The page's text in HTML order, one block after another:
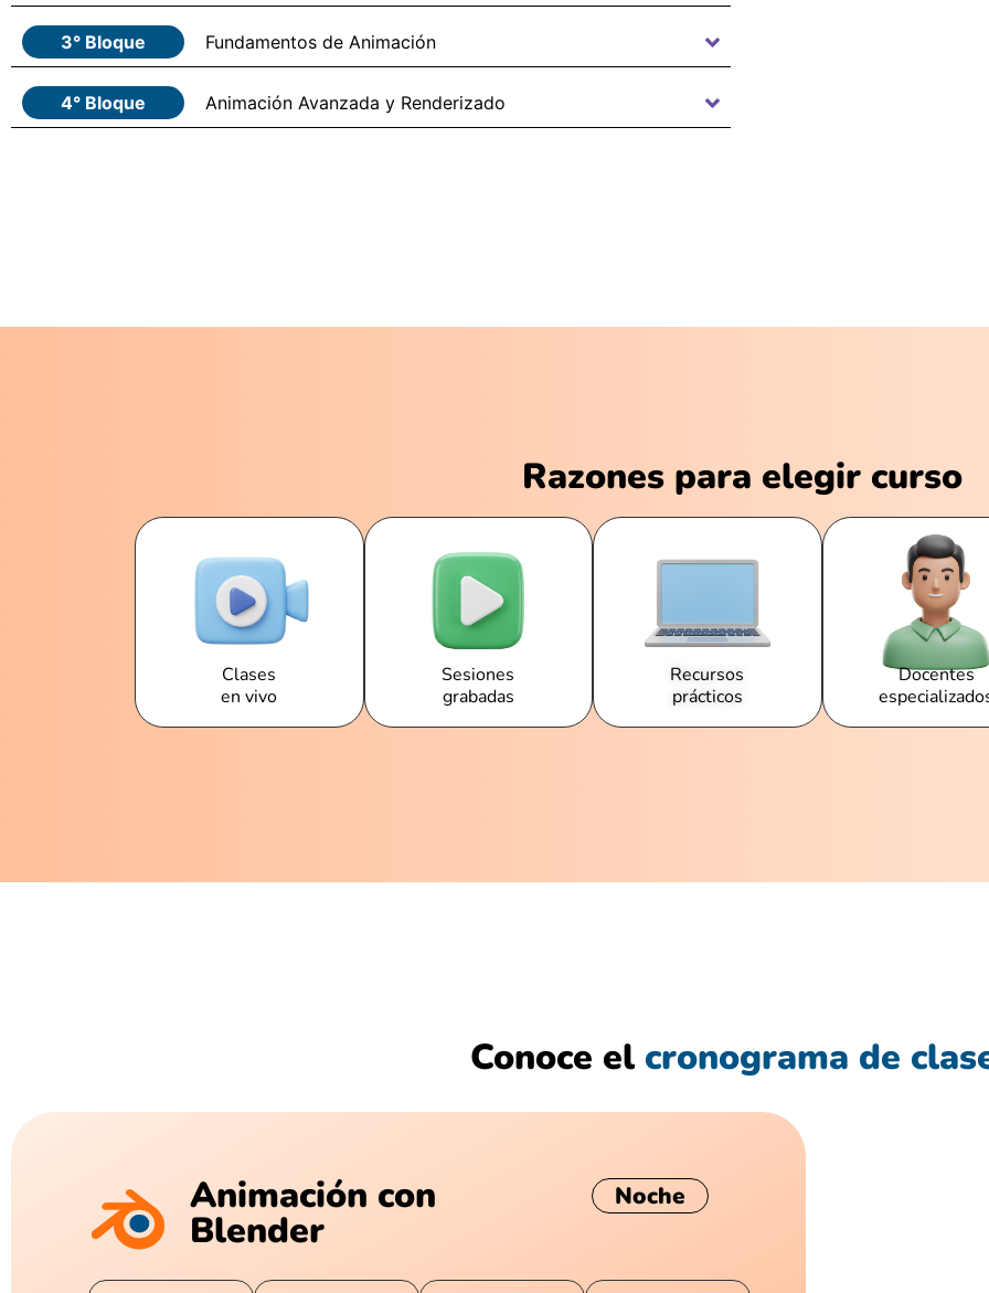
3° Bloque Fundamentos de Animación
4° Bloque Animación Avanzada y Renderizado
Razones para elegir curso
Clases
en vivo
Sesiones
grabadas
Recursos
prácticos
Docentes
Conoce el cronograma de
Animación con
Blender
Noche